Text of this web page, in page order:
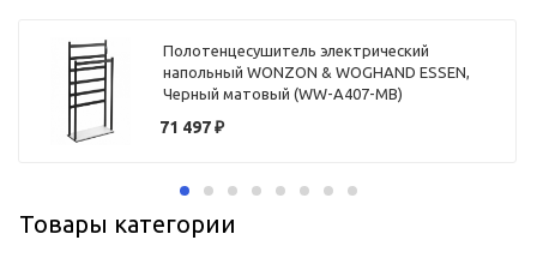
Полотенцесушитель электрический
напольный WONZON & WOGHAND ESSEN,
Черный матовый (WW-A407-MB)
71 497₽
Товары категории